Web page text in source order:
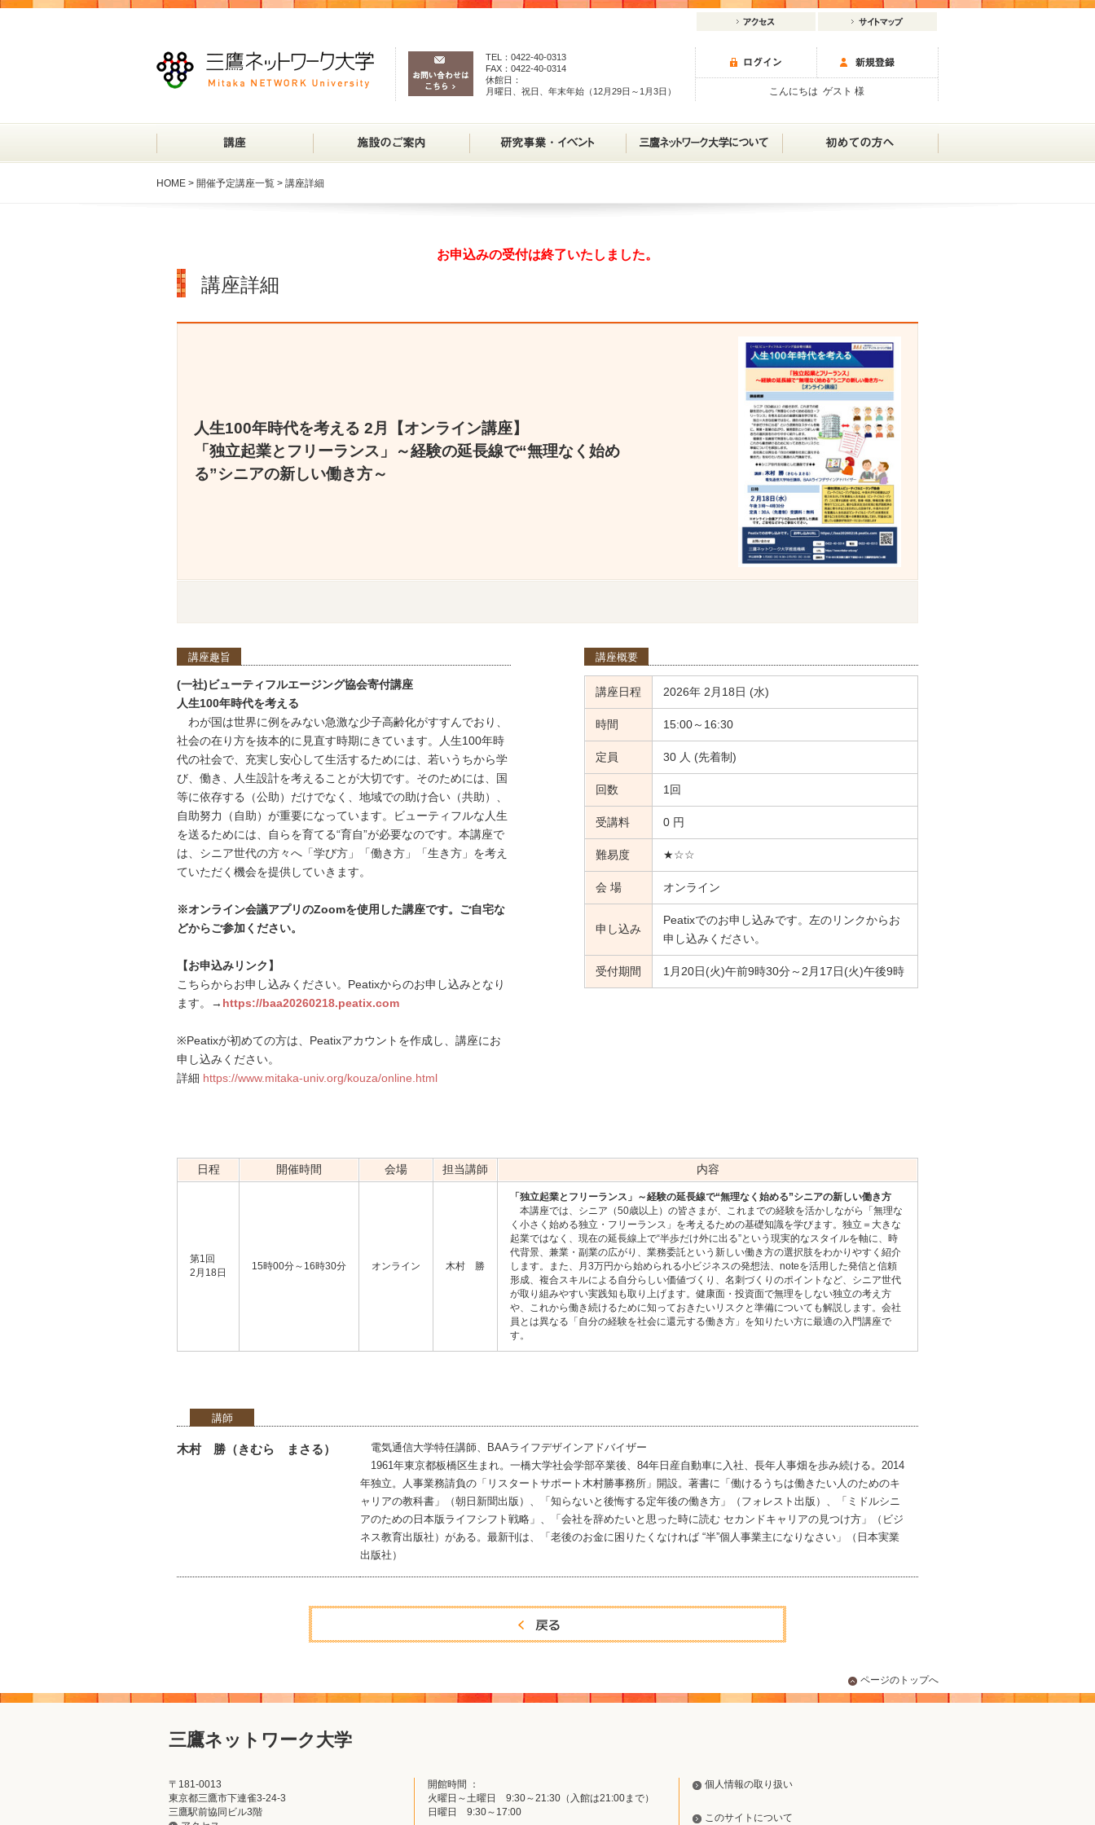
こんにちは ゲスト 様
TEL：0422-40-0313
FAX：0422-40-0314
休館日：
月曜日、祝日、年末年始（12月29日～1月3日）
HOME > 開催予定講座一覧 > 講座詳細
お申込みの受付は終了いたしました。
講座詳細
人生100年時代を考える 2月【オンライン講座】
「独立起業とフリーランス」～経験の延長線で“無理なく始め
る”シニアの新しい働き方～
講座趣旨
(一社)ビューティフルエージング協会寄付講座
人生100年時代を考える
わが国は世界に例をみない急激な少子高齢化がすすんでおり、
社会の在り方を抜本的に見直す時期にきています。人生100年時
代の社会で、充実し安心して生活するためには、若いうちから学
び、働き、人生設計を考えることが大切です。そのためには、国
等に依存する（公助）だけでなく、地域での助け合い（共助）、
自助努力（自助）が重要になっています。ビューティフルな人生
を送るためには、自らを育てる“育自”が必要なのです。本講座で
は、シニア世代の方々へ「学び方」「働き方」「生き方」を考え
ていただく機会を提供していきます。
※オンライン会議アプリのZoomを使用した講座です。ご自宅な
どからご参加ください。
【お申込みリンク】
こちらからお申し込みください。Peatixからのお申し込みとなり
ます。→ https://baa20260218.peatix.com
※Peatixが初めての方は、Peatixアカウントを作成し、講座にお
申し込みください。
詳細 https://www.mitaka-univ.org/kouza/online.html
講座概要
講座日程 2026年 2月18日 (水)
時間 15:00～16:30
定員 30 人 (先着制)
回数 1回
受講料 0 円
難易度 ★☆☆
会 場 オンライン
申し込み
Peatixでのお申し込みです。左のリンクからお
申し込みください。
受付期間 1月20日(火)午前9時30分～2月17日(火)午後9時
日程 開催時間 会場 担当講師 内容
第1回
2月18日
15時00分～16時30分 オンライン 木村 勝
「独立起業とフリーランス」～経験の延長線で“無理なく始める”シニアの新しい働き方
本講座では、シニア（50歳以上）の皆さまが、これまでの経験を活かしながら「無理な
く小さく始める独立・フリーランス」を考えるための基礎知識を学びます。独立＝大きな
起業ではなく、現在の延長線上で“半歩だけ外に出る”という現実的なスタイルを軸に、時
代背景、兼業・副業の広がり、業務委託という新しい働き方の選択肢をわかりやすく紹介
します。また、月3万円から始められる小ビジネスの発想法、noteを活用した発信と信頼
形成、複合スキルによる自分らしい価値づくり、名刺づくりのポイントなど、シニア世代
が取り組みやすい実践知も取り上げます。健康面・投資面で無理をしない独立の考え方
や、これから働き続けるために知っておきたいリスクと準備についても解説します。会社
員とは異なる「自分の経験を社会に還元する働き方」を知りたい方に最適の入門講座で
す。
講師
木村 勝（きむら まさる）
電気通信大学特任講師、BAAライフデザインアドバイザー
1961年東京都板橋区生まれ。一橋大学社会学部卒業後、84年日産自動車に入社、長年人事畑を歩み続ける。2014
年独立。人事業務請負の「リスタートサポート木村勝事務所」開設。著書に「働けるうちは働きたい人のためのキ
ャリアの教科書」（朝日新聞出版）、「知らないと後悔する定年後の働き方」（フォレスト出版）、「ミドルシニ
アのための日本版ライフシフト戦略」、「会社を辞めたいと思った時に読む セカンドキャリアの見つけ方」（ビジ
ネス教育出版社）がある。最新刊は、「老後のお金に困りたくなければ “半”個人事業主になりなさい」（日本実業
出版社）
ページのトップへ
三鷹ネットワーク大学
〒181-0013
東京都三鷹市下連雀3-24-3
三鷹駅前協同ビル3階
開館時間 ：
火曜日～土曜日 9:30～21:30（入館は21:00まで）
日曜日 9:30～17:00
個人情報の取り扱い
このサイトについて